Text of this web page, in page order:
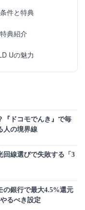
件と特典
典紹介
Uの魅力
『ドコモでんき』で毎
人の境界線
回線選びで失敗する「3
の銀行で最大4.5%還元
るべき設定